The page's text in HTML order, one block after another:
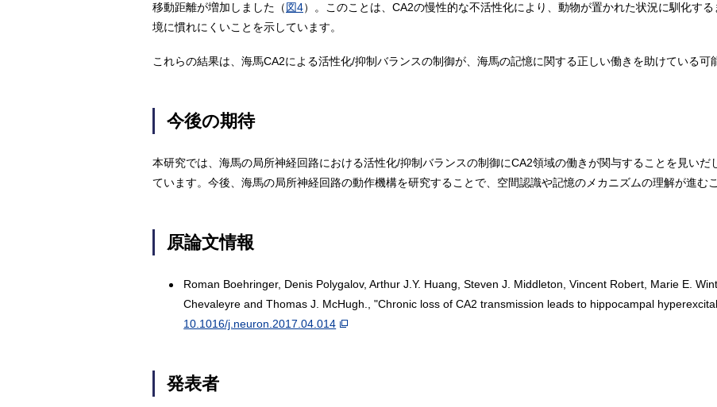
移動距離が増加しました（図4）。このことは、CA2の慢性的な不活性化により、動物が置かれた状況に馴化す
境に慣れにくいことを示しています。
これらの結果は、海馬CA2による活性化/抑制バランスの制御が、海馬の記憶に関する正しい働きを助けている可
今後の期待
本研究では、海馬の局所神経回路における活性化/抑制バランスの制御にCA2領域の働きが関与することを見いだ
ています。今後、海馬の局所神経回路の動作機構を研究することで、空間認識や記憶のメカニズムの理解が進む
原論文情報
Roman Boehringer, Denis Polygalov, Arthur J.Y. Huang, Steven J. Middleton, Vincent Robert, Marie E.
Chevaleyre and Thomas J. McHugh., "Chronic loss of CA2 transmission leads to hippocampal
10.1016/j.neuron.2017.04.014
発表者